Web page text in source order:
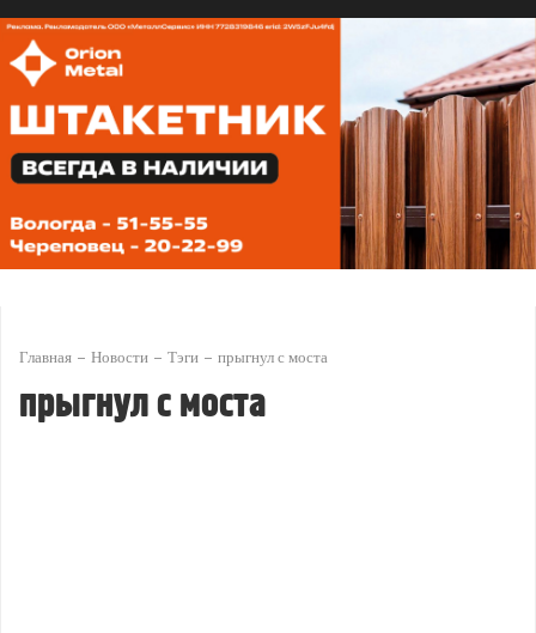
Главная Новости Тэги прыгнул с моста
прыгнул с моста